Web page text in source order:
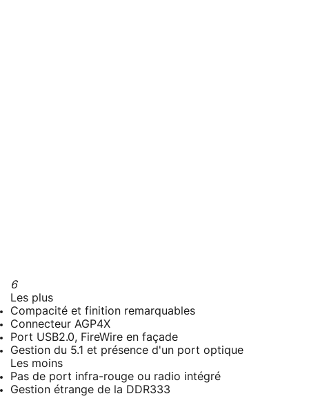
6
Les plus
Compacité et finition remarquables
Connecteur AGP4X
Port USB2.0, FireWire en façade
Gestion du 5.1 et présence d'un port optique
Les moins
Pas de port infra-rouge ou radio intégré
Gestion étrange de la DDR333